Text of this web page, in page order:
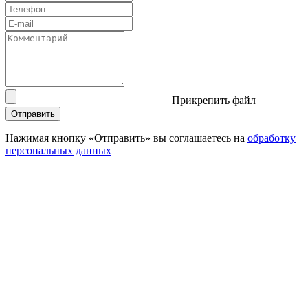
Прикрепить файл
Отправить
Нажимая кнопку «Отправить» вы соглашаетесь на обработку
персональных данных